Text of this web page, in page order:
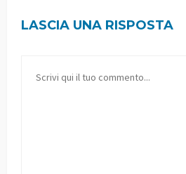
LASCIA UNA RISPOSTA